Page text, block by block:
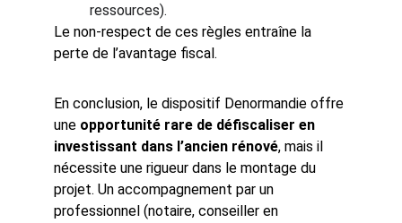
ressources).
Le non-respect de ces règles entraîne la
perte de l’avantage fiscal.
En conclusion, le dispositif Denormandie offre
une opportunité rare de défiscaliser en
investissant dans l’ancien rénové, mais il
nécessite une rigueur dans le montage du
projet. Un accompagnement par un
professionnel (notaire, conseiller en